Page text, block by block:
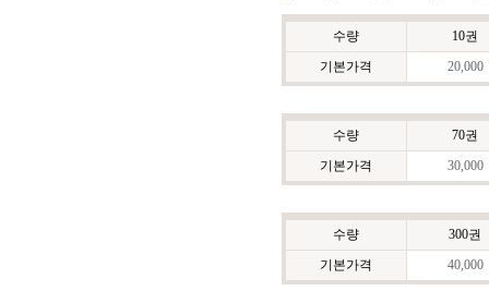
수량
10권
기본가격
20,000
수량
70권
기본가격
30,000
수량
300권
기본가격
40,000